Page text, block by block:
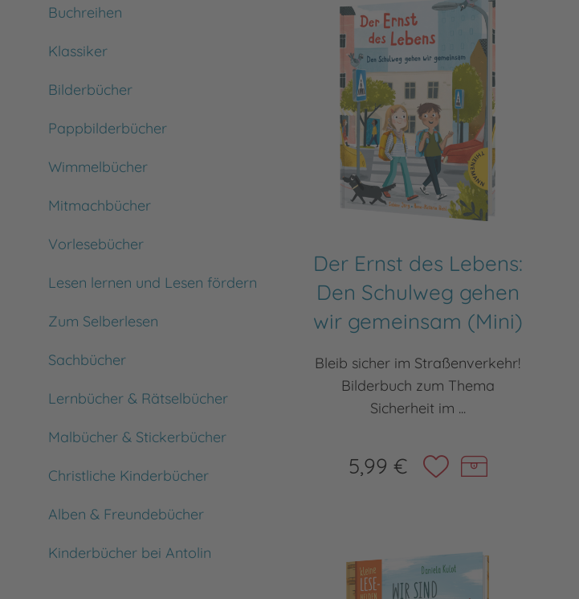
Buchreihen
Klassiker
Bilderbücher
Pappbilderbücher
Wimmelbücher
Mitmachbücher
Vorlesebücher
Lesen lernen und Lesen fördern
Zum Selberlesen
Sachbücher
Lernbücher & Rätselbücher
Malbücher & Stickerbücher
Christliche Kinderbücher
Alben & Freundebücher
Kinderbücher bei Antolin
Der Ernst des Lebens:
Den Schulweg gehen
wir gemeinsam (Mini)
Bleib sicher im Straßenverkehr!
Bilderbuch zum Thema
Sicherheit im ...
5,99 €